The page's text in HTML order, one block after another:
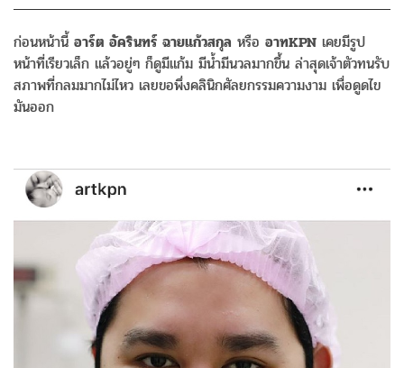
ก่อนหน้านี้ อาร์ต อัครินทร์ ฉายแก้วสกุล หรือ อาทKPN เคยมีรูป
หน้าที่เรียวเล็ก แล้วอยู่ๆ ก็ดูมีแก้ม มีน้ำมีนวลมากขึ้น ล่าสุดเจ้าตัวทนรับ
สภาพที่กลมมากไม่ไหว เลยขอพึ่งคลินิกศัลยกรรมความงาม เพื่อดูดไข
มันออก